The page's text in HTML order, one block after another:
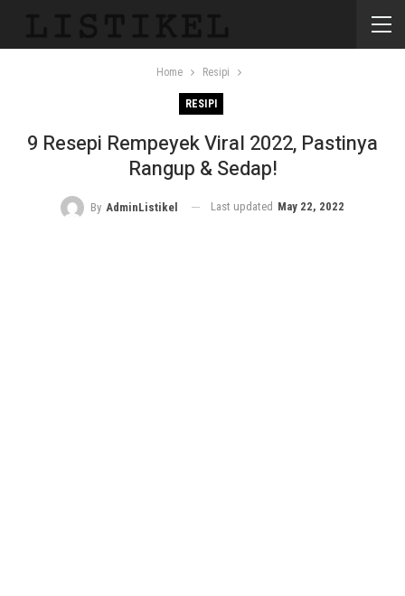
Home Resipi
RESIPI
9 Resepi Rempeyek Viral 2022, Pastinya
Rangup & Sedap!
By AdminListikel Last updated May 22, 2022